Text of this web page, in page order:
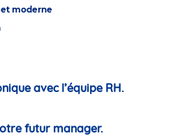
moderne
avec l’équipe RH.
futur manager.